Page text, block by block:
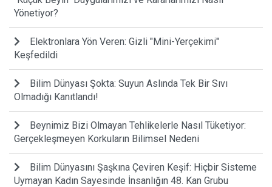
Yönetiyor?
Elektronlara Yön Veren: Gizli "Mini-Yerçekimi"
Keşfedildi
Bilim Dünyası Şokta: Suyun Aslında Tek Bir Sıvı
Olmadığı Kanıtlandı!
Beynimiz Bizi Olmayan Tehlikelerle Nasıl Tüketiyor:
Gerçekleşmeyen Korkuların Bilimsel Nedeni
Bilim Dünyasını Şaşkına Çeviren Keşif: Hiçbir Sisteme
Uymayan Kadın Sayesinde İnsanlığın 48. Kan Grubu